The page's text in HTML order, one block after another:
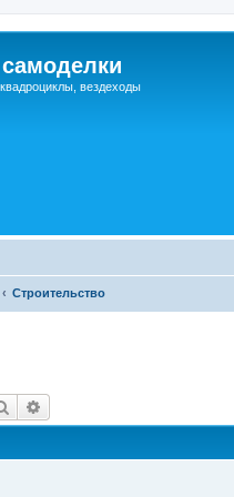
вездеходы
Строительство
Поиск